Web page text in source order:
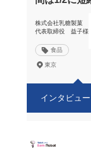
株式会社乳糖製菓
代表取締役 益子様
食品
東京
インタビュ